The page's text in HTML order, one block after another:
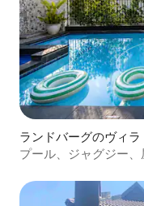
ランドバーグのヴィラ
プール、ジャグジー